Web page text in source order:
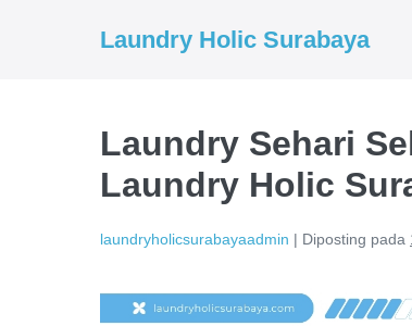
Laundry Holic Surabaya
Laundry Sehari
Laundry Holic
laundryholicsurabayaadmin | Diposting pada